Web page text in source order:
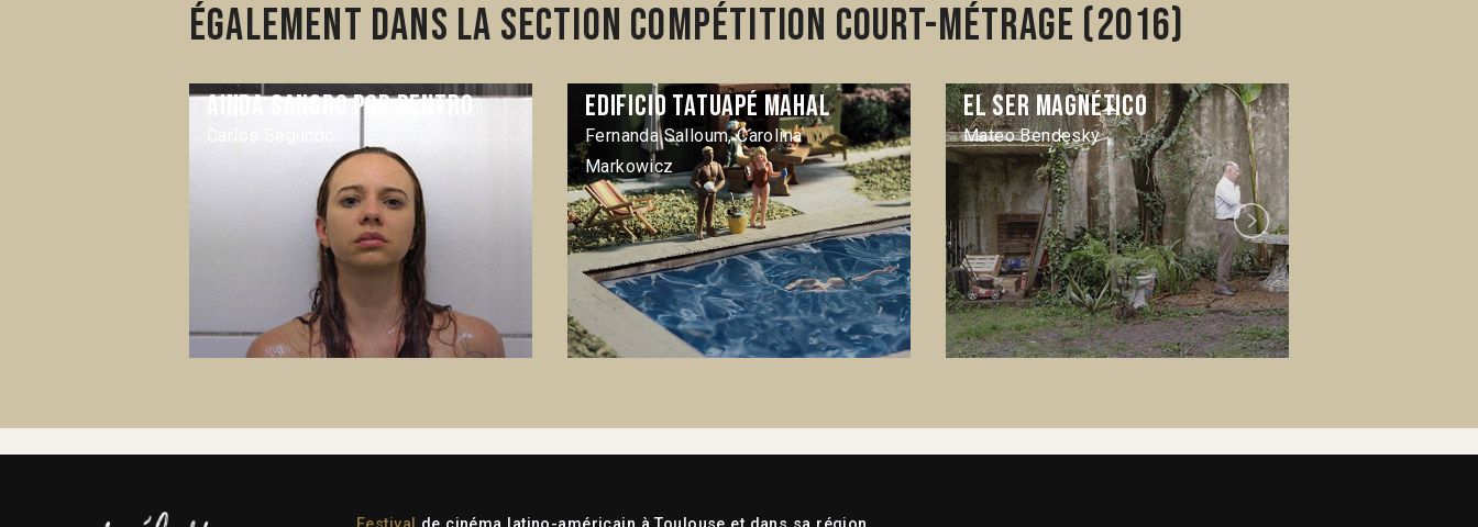
Également dans la section Compétition Court-métrage (2016)
Ainda sangro por dentro Edificio Tatuapé Mahal
Fernanda Salloum, Carolina
Markowicz
El Ser magnético
Mateo Bendesky
Next